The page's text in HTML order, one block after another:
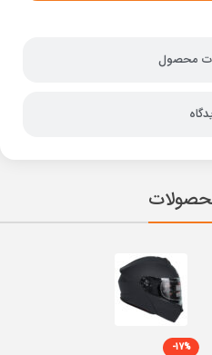
محصول
-17%